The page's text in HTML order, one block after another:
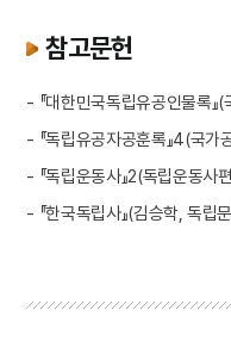
참고문헌
- 『대한민국독립유공인물록
- 『독립유공자공훈록』4(국
- 『독립운동사』2(독립운동사
- 『한국독립사』(김승학, 독립